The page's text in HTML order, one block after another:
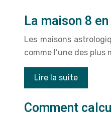
La maison 8
Les maisons
comme l’une des
Lire la suite
Comment